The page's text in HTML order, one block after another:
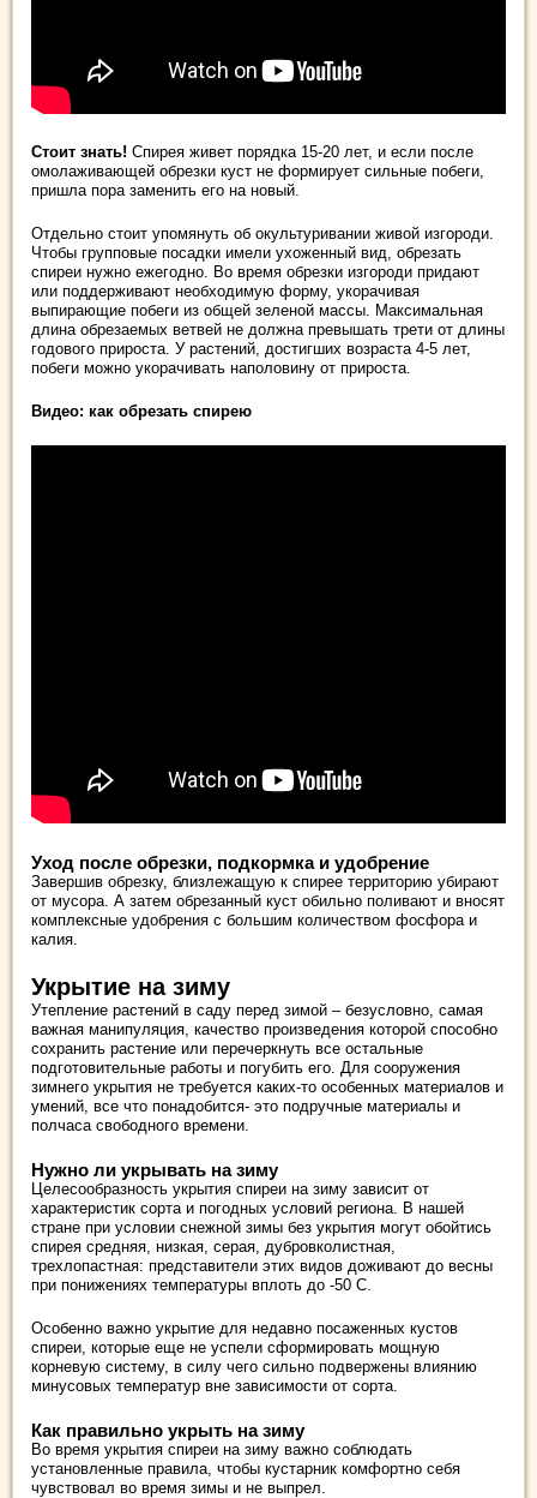
Стоит знать! Спирея живет порядка 15-20 лет, и если после
омолаживающей обрезки куст не формирует сильные побеги,
пришла пора заменить его на новый.
Отдельно стоит упомянуть об окультуривании живой изгороди.
Чтобы групповые посадки имели ухоженный вид, обрезать
спиреи нужно ежегодно. Во время обрезки изгороди придают
или поддерживают необходимую форму, укорачивая
выпирающие побеги из общей зеленой массы. Максимальная
длина обрезаемых ветвей не должна превышать трети от длины
годового прироста. У растений, достигших возраста 4-5 лет,
побеги можно укорачивать наполовину от прироста.
Видео: как обрезать спирею
Уход после обрезки, подкормка и удобрение
Завершив обрезку, близлежащую к спирее территорию убирают
от мусора. А затем обрезанный куст обильно поливают и вносят
комплексные удобрения с большим количеством фосфора и
калия.
Укрытие на зиму
Утепление растений в саду перед зимой – безусловно, самая
важная манипуляция, качество произведения которой способно
сохранить растение или перечеркнуть все остальные
подготовительные работы и погубить его. Для сооружения
зимнего укрытия не требуется каких-то особенных материалов и
умений, все что понадобится- это подручные материалы и
полчаса свободного времени.
Нужно ли укрывать на зиму
Целесообразность укрытия спиреи на зиму зависит от
характеристик сорта и погодных условий региона. В нашей
стране при условии снежной зимы без укрытия могут обойтись
спирея средняя, низкая, серая, дубровколистная,
трехлопастная: представители этих видов доживают до весны
при понижениях температуры вплоть до -50 С.
Особенно важно укрытие для недавно посаженных кустов
спиреи, которые еще не успели сформировать мощную
корневую систему, в силу чего сильно подвержены влиянию
минусовых температур вне зависимости от сорта.
Как правильно укрыть на зиму
Во время укрытия спиреи на зиму важно соблюдать
установленные правила, чтобы кустарник комфортно себя
чувствовал во время зимы и не выпрел.